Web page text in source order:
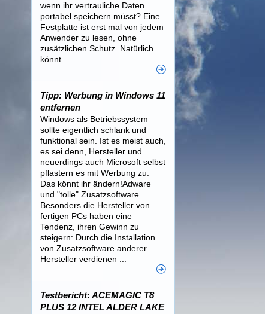
wenn ihr vertrauliche Daten
portabel speichern müsst? Eine
Festplatte ist erst mal von jedem
Anwender zu lesen, ohne
zusätzlichen Schutz. Natürlich
könnt ...
Tipp: Werbung in Windows 11
entfernen
Windows als Betriebssystem
sollte eigentlich schlank und
funktional sein. Ist es meist auch,
es sei denn, Hersteller und
neuerdings auch Microsoft selbst
pflastern es mit Werbung zu.
Das könnt ihr ändern!Adware
und "tolle" Zusatzsoftware
Besonders die Hersteller von
fertigen PCs haben eine
Tendenz, ihren Gewinn zu
steigern: Durch die Installation
von Zusatzsoftware anderer
Hersteller verdienen ...
Testbericht: ACEMAGIC T8
PLUS 12 INTEL ALDER LAKE